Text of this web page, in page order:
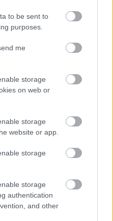
to be sent to
purposes.
me
storage
on web or
storage
website or app.
storage
storage
authentication
and other